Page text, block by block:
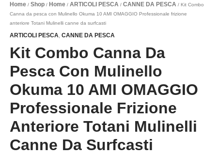
Home / Shop / Home / ARTICOLI PESCA / CANNE DA PESCA / Kit Combo
Canna da pesca con Mulinello Okuma 10 AMI OMAGGIO Professionale frizione
anteriore Totani Mulinelli canne da surfcasti
ARTICOLI PESCA CANNE DA PESCA
Kit Combo Canna Da
Pesca Con Mulinello
Okuma 10 AMI OMAGGIO
Professionale Frizione
Anteriore Totani Mulinelli
Canne Da Surfcasti